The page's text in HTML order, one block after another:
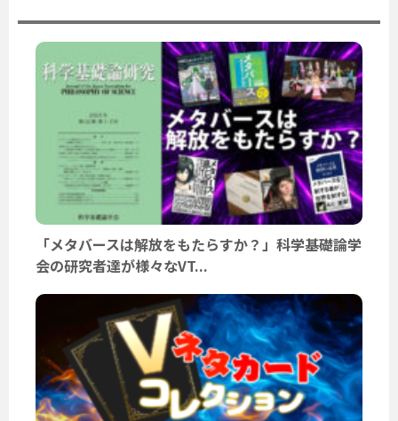
「メタバースは解放をもたらすか？」科学基礎論学
会の研究者達が様々なVT...